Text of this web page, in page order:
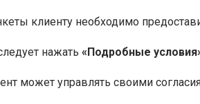
клиенту необходимо
нажать «Подробные
может управлять своими